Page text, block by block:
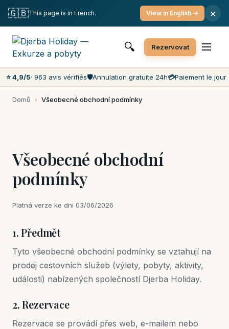
Bezplatné zrušení
Nejnižší ceny na trhu
Zákaznická podpora 7 dní v týdnu
🔍 Rezervovat
⭐ 4,9/5· 963 avis vérifiés🛡️Annulation gratuite 24h💳Paiement le jour
Domů › Všeobecné obchodní podmínky
Všeobecné obchodní
podmínky
Platná verze ke dni 03/06/2026
1. Předmět
Tyto všeobecné obchodní podmínky se vztahují na
prodej cestovních služeb (výlety, pobyty, aktivity,
události) nabízených společností Djerba Holiday.
2. Rezervace
Rezervace se provádí přes web, e-mailem nebo
🇬🇧This page is in French. View in English → ×